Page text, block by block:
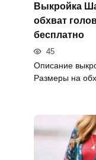
Выкройка
обхват
бесплатно
45
Описание
Размеры на